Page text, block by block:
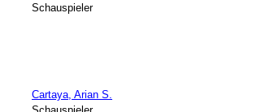
Schauspieler
Cartaya, Arian S.